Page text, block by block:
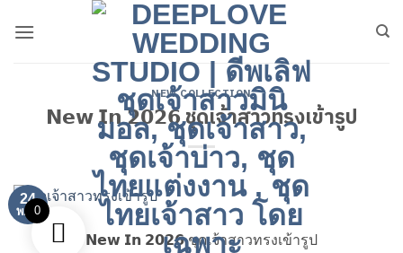
NEW COLLECTION
𝗡𝗲𝘄 𝗜𝗻 𝟮𝟬𝟮𝟲 ชุดเจ้าสาวทรงเข้ารูป
24
พ.ค.
𝗡𝗲𝘄 𝗜𝗻 𝟮𝟬𝟮𝟲 ชุดเจ้าสาวทรงเข้ารูป
0